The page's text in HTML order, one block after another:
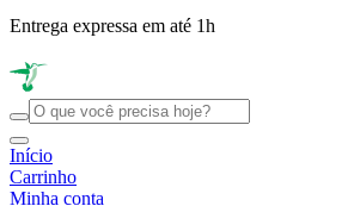
Entrega expressa em até 1h
Início
Carrinho
Minha conta